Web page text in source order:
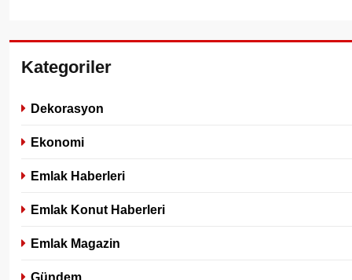
Kategoriler
Dekorasyon
Ekonomi
Emlak Haberleri
Emlak Konut Haberleri
Emlak Magazin
Gündem